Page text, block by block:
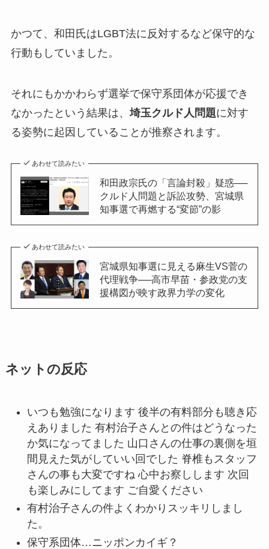
かつて、和田氏はLGBT法に反対するなど保守的な
行動もしていました。
それにもかかわらず選挙で保守系団体が応援でき
なかったという結果は、埼玉クルド人問題に対す
る姿勢に起因していることが推察されます。
あわせて読みたい
和田政宗氏の「言論封殺」疑惑──
クルド人問題と訴訟攻勢、宮城県
知事選で再燃する“変節”の影
あわせて読みたい
宮城県知事選に見える麻生VS菅の
代理戦争──高市早苗・参政党の支
援構図が映す政界力学の変化
ネットの反応
いつも勉強になります 後半の有料部分も聴き応
えありました 有村治子さんとの件はどうなった
か気になってました 山口さんの仕事の裏側を垣
間見えた気がしていい回でした 脊椎もスタッフ
さんの事も大変ですね 心中お察しします 次回
も楽しみにしてます ご自愛ください
有村治子さんの件よくわかりスッキリしまし
た。
保守系団体…ニッポンカイギ？